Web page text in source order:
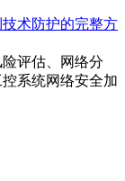
术防护的完整方
评估、网络分
系统网络安全加